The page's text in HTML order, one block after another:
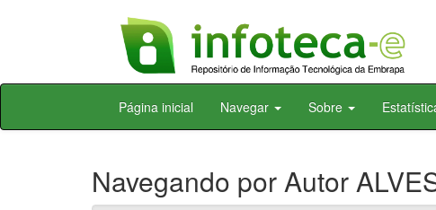
Skip
Página inicial Navegar Sobre
Navegando por Autor